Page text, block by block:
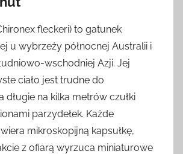
fleckeri) to gatunek
u wybrzeży północnej Australii i
wschodniej Azji. Jej
ciało jest trudne do
długie na kilka metrów czułki
parzydełek. Każde
mikroskopijną kapsułkę,
z ofiarą wyrzuca miniaturowe